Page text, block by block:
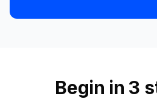
Begin in 3